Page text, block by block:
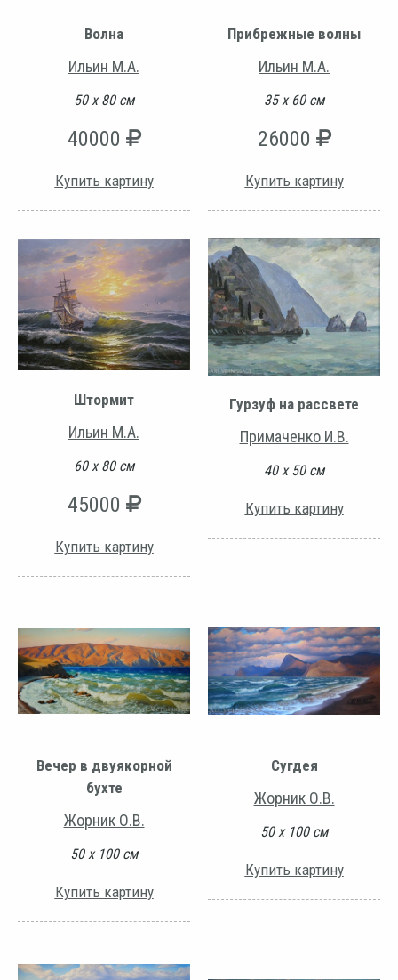
Волна
Ильин М.А.
50 х 80 см
40000
Купить картину
Прибрежные волны
Ильин М.А.
35 х 60 см
26000
Купить картину
Штормит
Ильин М.А.
60 х 80 см
45000
Купить картину
Гурзуф на рассвете
Примаченко И.В.
40 х 50 см
Купить картину
Вечер в двуякорной
бухте
Жорник О.В.
50 х 100 см
Купить картину
Сугдея
Жорник О.В.
50 х 100 см
Купить картину